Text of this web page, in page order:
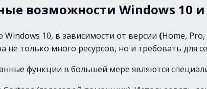
возможности Windows 10
Windows 10, в зависимости от версии (Home,
не только много ресурсов, но и требовать для
функции в большей мере являются